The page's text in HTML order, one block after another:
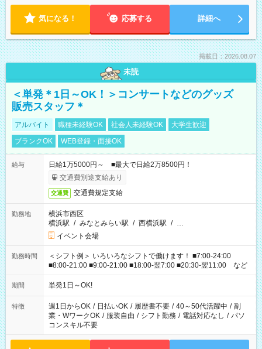
気になる！ 応募する 詳細へ
掲載日：2026.08.07
未読
＜単発＊1日～OK！＞コンサートなどのグッズ
販売スタッフ＊
アルバイト 職種未経験OK 社会人未経験OK
大学生歓迎
ブランクOK
WEB登録・面接OK
給与
日給1万5000円～ ■最大で日給2万8500円！
交通費別途支給あり
交通費 交通費規定支給
勤務地
横浜市西区
横浜駅 / みなとみらい駅 / 西横浜駅 / …
イベント会場
勤務時間
＜シフト例＞ いろいろなシフトで働けます！ ■7:00-24:00
■8:00-21:00 ■9:00-21:00 ■18:00-翌7:00 ■20:30-翌11:00 など
期間 単発1日～OK!
特徴 週1日からOK / 日払いOK / 履歴書不要 / 40～50代活躍中 / 副
業・WワークOK / 服装自由 / シフト勤務 / 電話対応なし / パソ
コンスキル不要